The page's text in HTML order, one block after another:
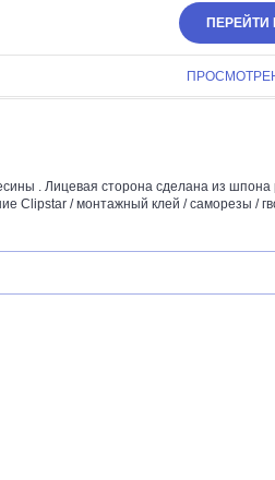
ПЕРЕЙТИ
. Лицевая сторона сделана из
Clipstar / монтажный клей / саморезы /